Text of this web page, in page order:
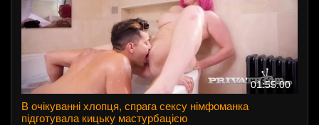
01:55:00
В очікуванні хлопця, спрага сексу німфоманка
підготувала кицьку мастурбацією